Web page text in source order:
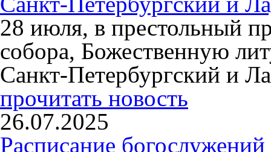
28 июля, в престольный
собора, Божественную
Санкт-Петербургский и
прочитать новость
26.07.2025
Расписание